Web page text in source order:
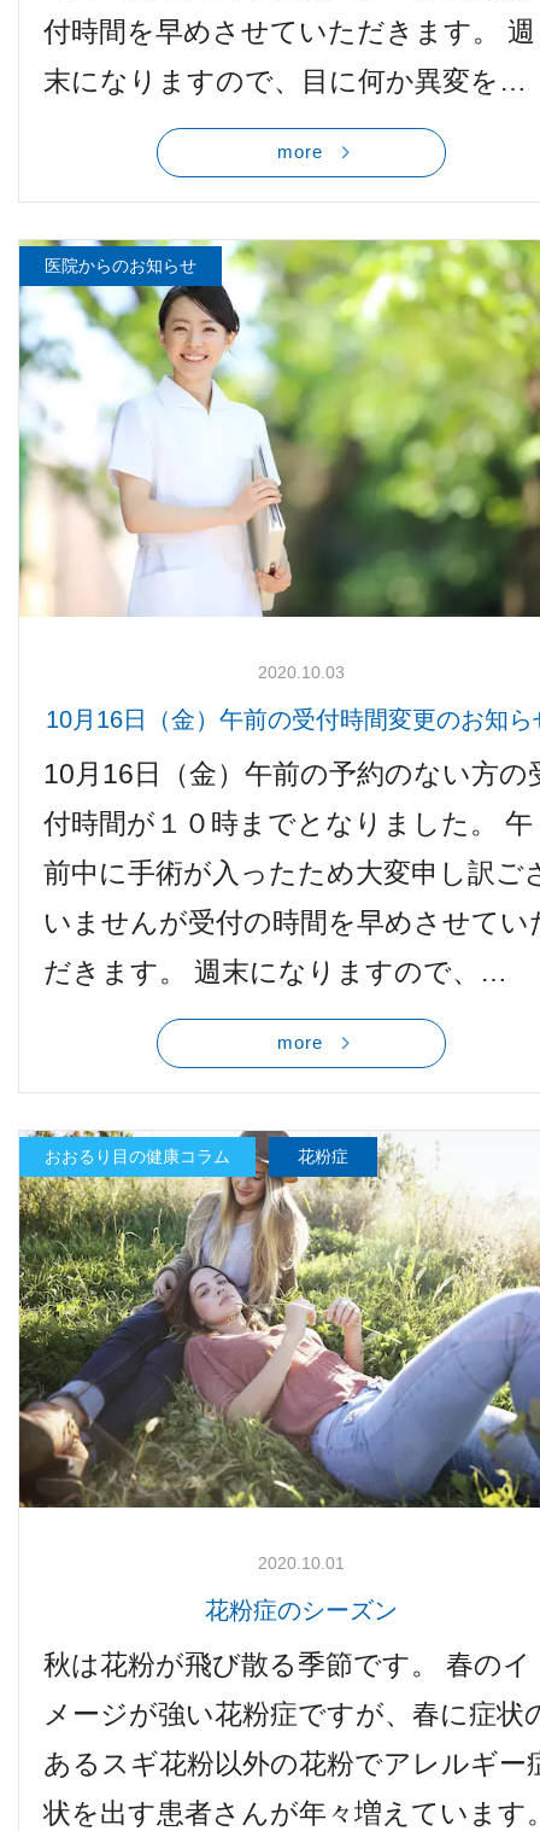
付時間を早めさせていただきます。 週
末になりますので、目に何か異変を…
more
医院からのお知らせ
2020.10.03
10月16日（金）午前の受付時間変更のお知ら
10月16日（金）午前の予約のない方の
付時間が１０時までとなりました。 午
前中に手術が入ったため大変申し訳ご
いませんが受付の時間を早めさせてい
だきます。 週末になりますので、…
more
おおるり目の健康コラム 花粉症
2020.10.01
花粉症のシーズン
秋は花粉が飛び散る季節です。 春のイ
メージが強い花粉症ですが、春に症状
あるスギ花粉以外の花粉でアレルギー
状を出す患者さんが年々増えています